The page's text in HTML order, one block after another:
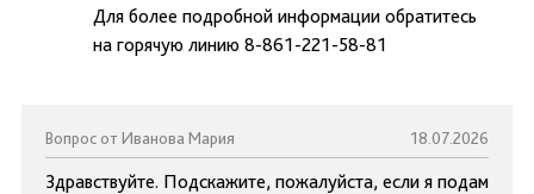
Для более подробной информации обратитесь
на горячую линию 8-861-221-58-81
Вопрос от Иванова Мария 18.07.2026
Здравствуйте. Подскажите, пожалуйста, если я подам